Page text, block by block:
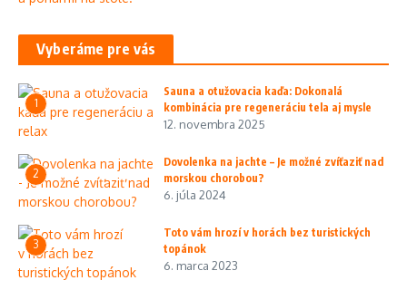
Vyberáme pre vás
1
Sauna a otužovacia kaďa: Dokonalá
kombinácia pre regeneráciu tela aj mysle
12. novembra 2025
2
Dovolenka na jachte – Je možné zvíťaziť nad
morskou chorobou?
6. júla 2024
3
Toto vám hrozí v horách bez turistických
topánok
6. marca 2023